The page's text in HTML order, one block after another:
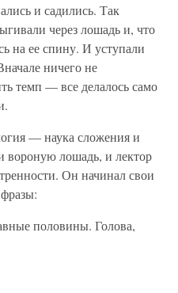
и садились. Так
через лошадь и, что
на ее спину. И уступали
ничего не
темп — все делалось само
— наука сложения и
вороную лошадь, и лектор
Он начинал свои
половины. Голова,